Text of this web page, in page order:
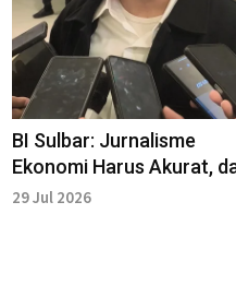
BI Sulbar: Jurnalisme
Ekonomi Harus Akurat,
Berdampak di Era Digital
29 Jul 2026